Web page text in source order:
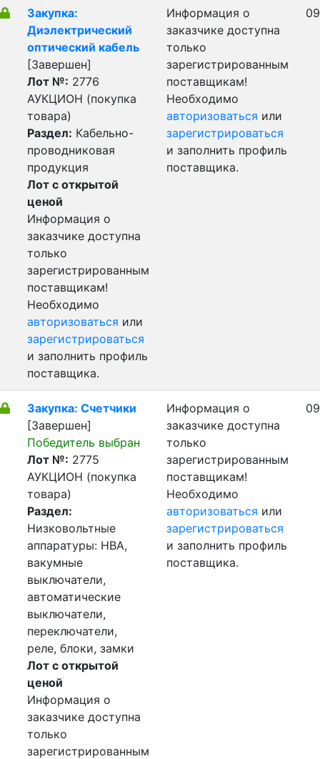
Закупка:
Диэлектрический
оптический кабель
[Завершен]
Лот №: 2776
АУКЦИОН (покупка
товара)
Раздел: Кабельно-
проводниковая
продукция
Лот с открытой
ценой
Информация о
заказчике доступна
только
зарегистрированным
поставщикам!
Необходимо
авторизоваться или
зарегистрироваться
и заполнить профиль
поставщика.
Информация о
заказчике доступна
только
зарегистрированным
поставщикам!
Необходимо
авторизоваться или
зарегистрироваться
и заполнить профиль
поставщика.
Закупка: Счетчики
[Завершен]
Победитель выбран
Лот №: 2775
АУКЦИОН (покупка
товара)
Раздел:
Низковольтные
аппаратуры: НВА,
вакумные
выключатели,
автоматические
выключатели,
переключатели,
реле, блоки, замки
Лот с открытой
ценой
Информация о
заказчике доступна
только
зарегистрированным
Информация о
заказчике доступна
только
зарегистрированным
поставщикам!
Необходимо
авторизоваться или
зарегистрироваться
и заполнить профиль
поставщика.